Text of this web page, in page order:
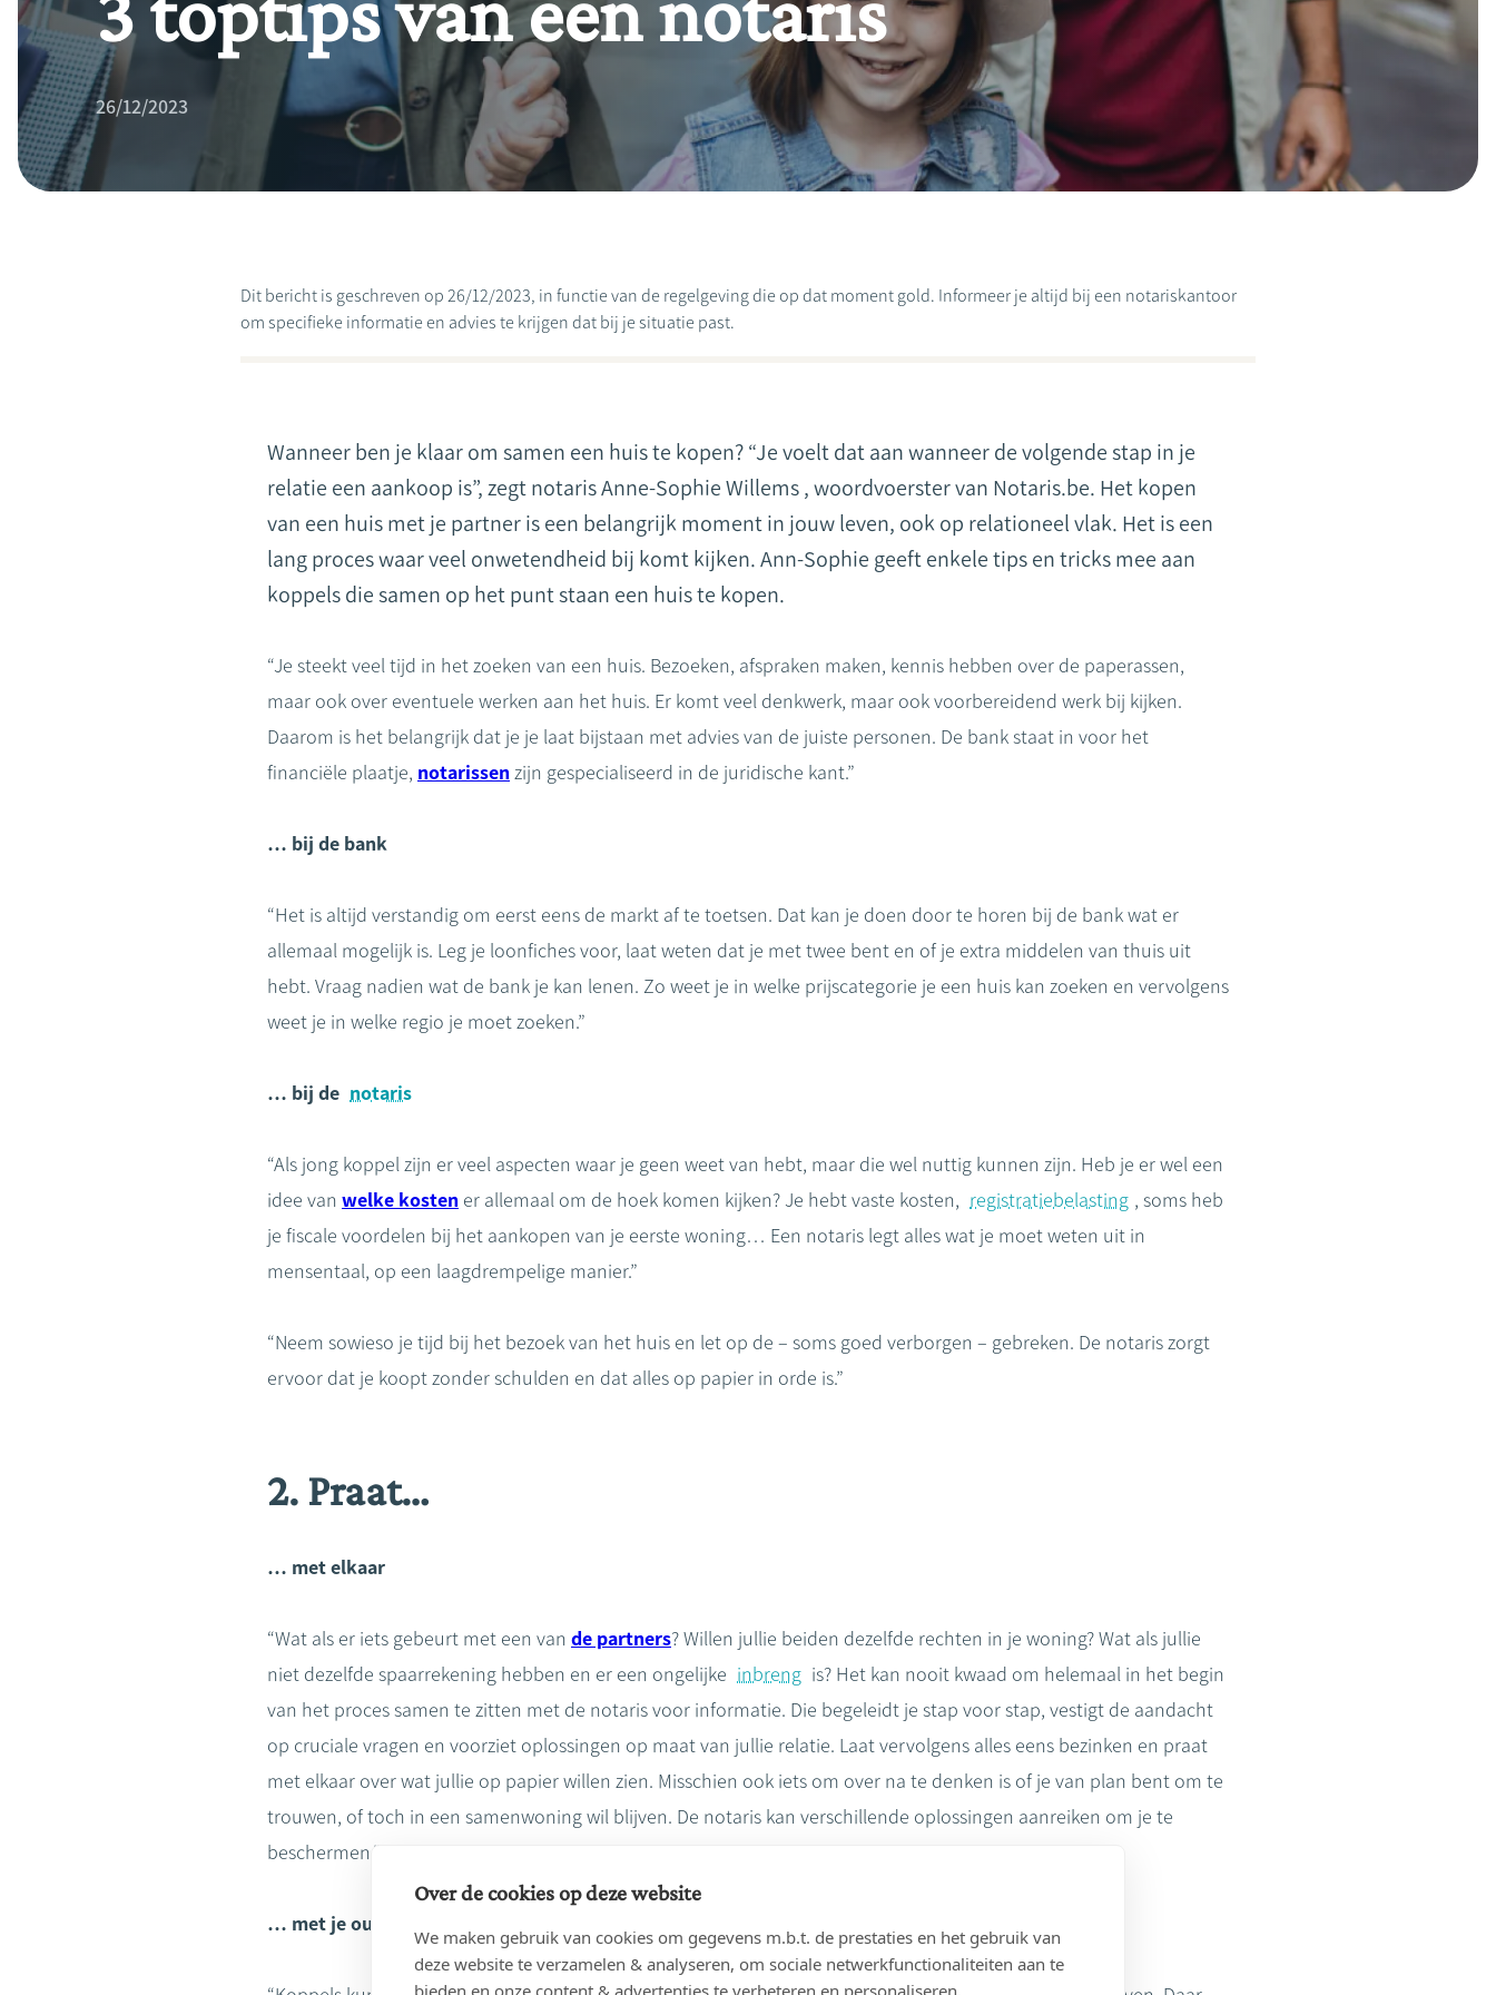
26/12/2023
Dit bericht is geschreven op 26/12/2023, in functie van de regelgeving die op dat moment gold. Informeer je altijd bij een notariskantoor
om specifieke informatie en advies te krijgen dat bij je situatie past.
Wanneer ben je klaar om samen een huis te kopen? “Je voelt dat aan wanneer de volgende stap in je
relatie een aankoop is”, zegt notaris Anne-Sophie Willems , woordvoerster van Notaris.be. Het kopen
van een huis met je partner is een belangrijk moment in jouw leven, ook op relationeel vlak. Het is een
lang proces waar veel onwetendheid bij komt kijken. Ann-Sophie geeft enkele tips en tricks mee aan
koppels die samen op het punt staan een huis te kopen.
“Je steekt veel tijd in het zoeken van een huis. Bezoeken, afspraken maken, kennis hebben over de paperassen,
maar ook over eventuele werken aan het huis. Er komt veel denkwerk, maar ook voorbereidend werk bij kijken.
Daarom is het belangrijk dat je je laat bijstaan met advies van de juiste personen. De bank staat in voor het
financiële plaatje, notarissenzijn gespecialiseerd in de juridische kant.”
… bij de bank
“Het is altijd verstandig om eerst eens de markt af te toetsen. Dat kan je doen door te horen bij de bank wat er
allemaal mogelijk is. Leg je loonfiches voor, laat weten dat je met twee bent en of je extra middelen van thuis uit
hebt. Vraag nadien wat de bank je kan lenen. Zo weet je in welke prijscategorie je een huis kan zoeken en vervolgens
weet je in welke regio je moet zoeken.”
… bij de notaris
“Als jong koppel zijn er veel aspecten waar je geen weet van hebt, maar die wel nuttig kunnen zijn. Heb je er wel een
idee van welke kosten er allemaal om de hoek komen kijken? Je hebt vaste kosten, registratiebelasting , soms heb
je fiscale voordelen bij het aankopen van je eerste woning… Een notaris legt alles wat je moet weten uit in
mensentaal, op een laagdrempelige manier.”
“Neem sowieso je tijd bij het bezoek van het huis en let op de – soms goed verborgen – gebreken. De notaris zorgt
ervoor dat je koopt zonder schulden en dat alles op papier in orde is.”
2. Praat…
… met elkaar
“Wat als er iets gebeurt met een van de partners? Willen jullie beiden dezelfde rechten in je woning? Wat als jullie
niet dezelfde spaarrekening hebben en er een ongelijke inbreng is? Het kan nooit kwaad om helemaal in het begin
van het proces samen te zitten met de notaris voor informatie. Die begeleidt je stap voor stap, vestigt de aandacht
op cruciale vragen en voorziet oplossingen op maat van jullie relatie. Laat vervolgens alles eens bezinken en praat
met elkaar over wat jullie op papier willen zien. Misschien ook iets om over na te denken is of je van plan bent om te
trouwen, of toch in een samenwoning wil blijven. De notaris kan verschillende oplossingen aanreiken om je te
beschermen.”
… met je ouders
Over de cookies op deze website
We maken gebruik van cookies om gegevens m.b.t. de prestaties en het gebruik van
deze website te verzamelen & analyseren, om sociale netwerkfunctionaliteiten aan te
bieden en onze content & advertenties te verbeteren en personaliseren.